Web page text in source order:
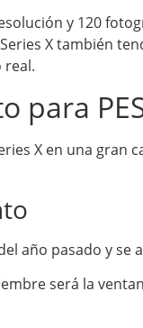
y 120
X también
real.
para
X en una gran
año pasado y se
será la